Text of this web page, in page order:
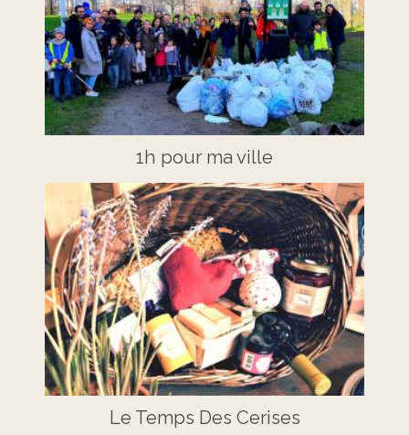
1h pour ma ville
Le Temps Des Cerises